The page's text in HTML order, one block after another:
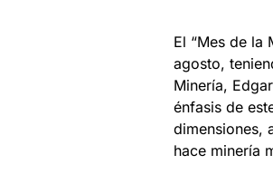
El “Mes de la
agosto,
Minería,
énfasis de
dimensiones,
hace minería